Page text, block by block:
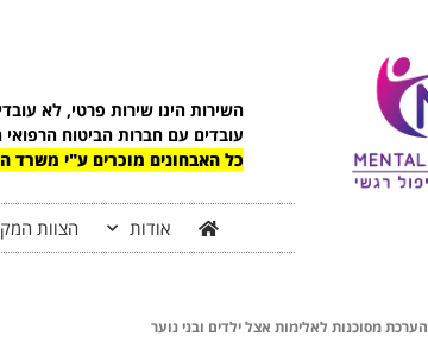
השירות הינו שירות פרטי, לא
עובדים עם חברות הביטוח הרפואי
כל האבחונים מוכרים ע"י משרד
אודות הצוות
הערכת מסוכנות לאלימות אצל ילדים ובני נוער